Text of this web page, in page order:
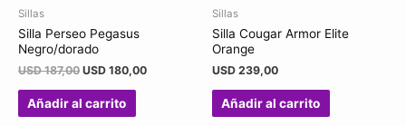
Sillas
Silla Perseo Pegasus
Negro/dorado
USD187,00 USD 180,00
Añadir al carrito
Sillas
Silla Cougar Armor Elite
Orange
USD 239,00
Añadir al carrito